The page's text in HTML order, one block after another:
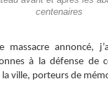
centenaires
massacre annoncé,
à la défense de
ville, porteurs de